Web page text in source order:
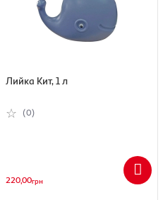
Лийка Кит, 1 л
(0)
220,00грн